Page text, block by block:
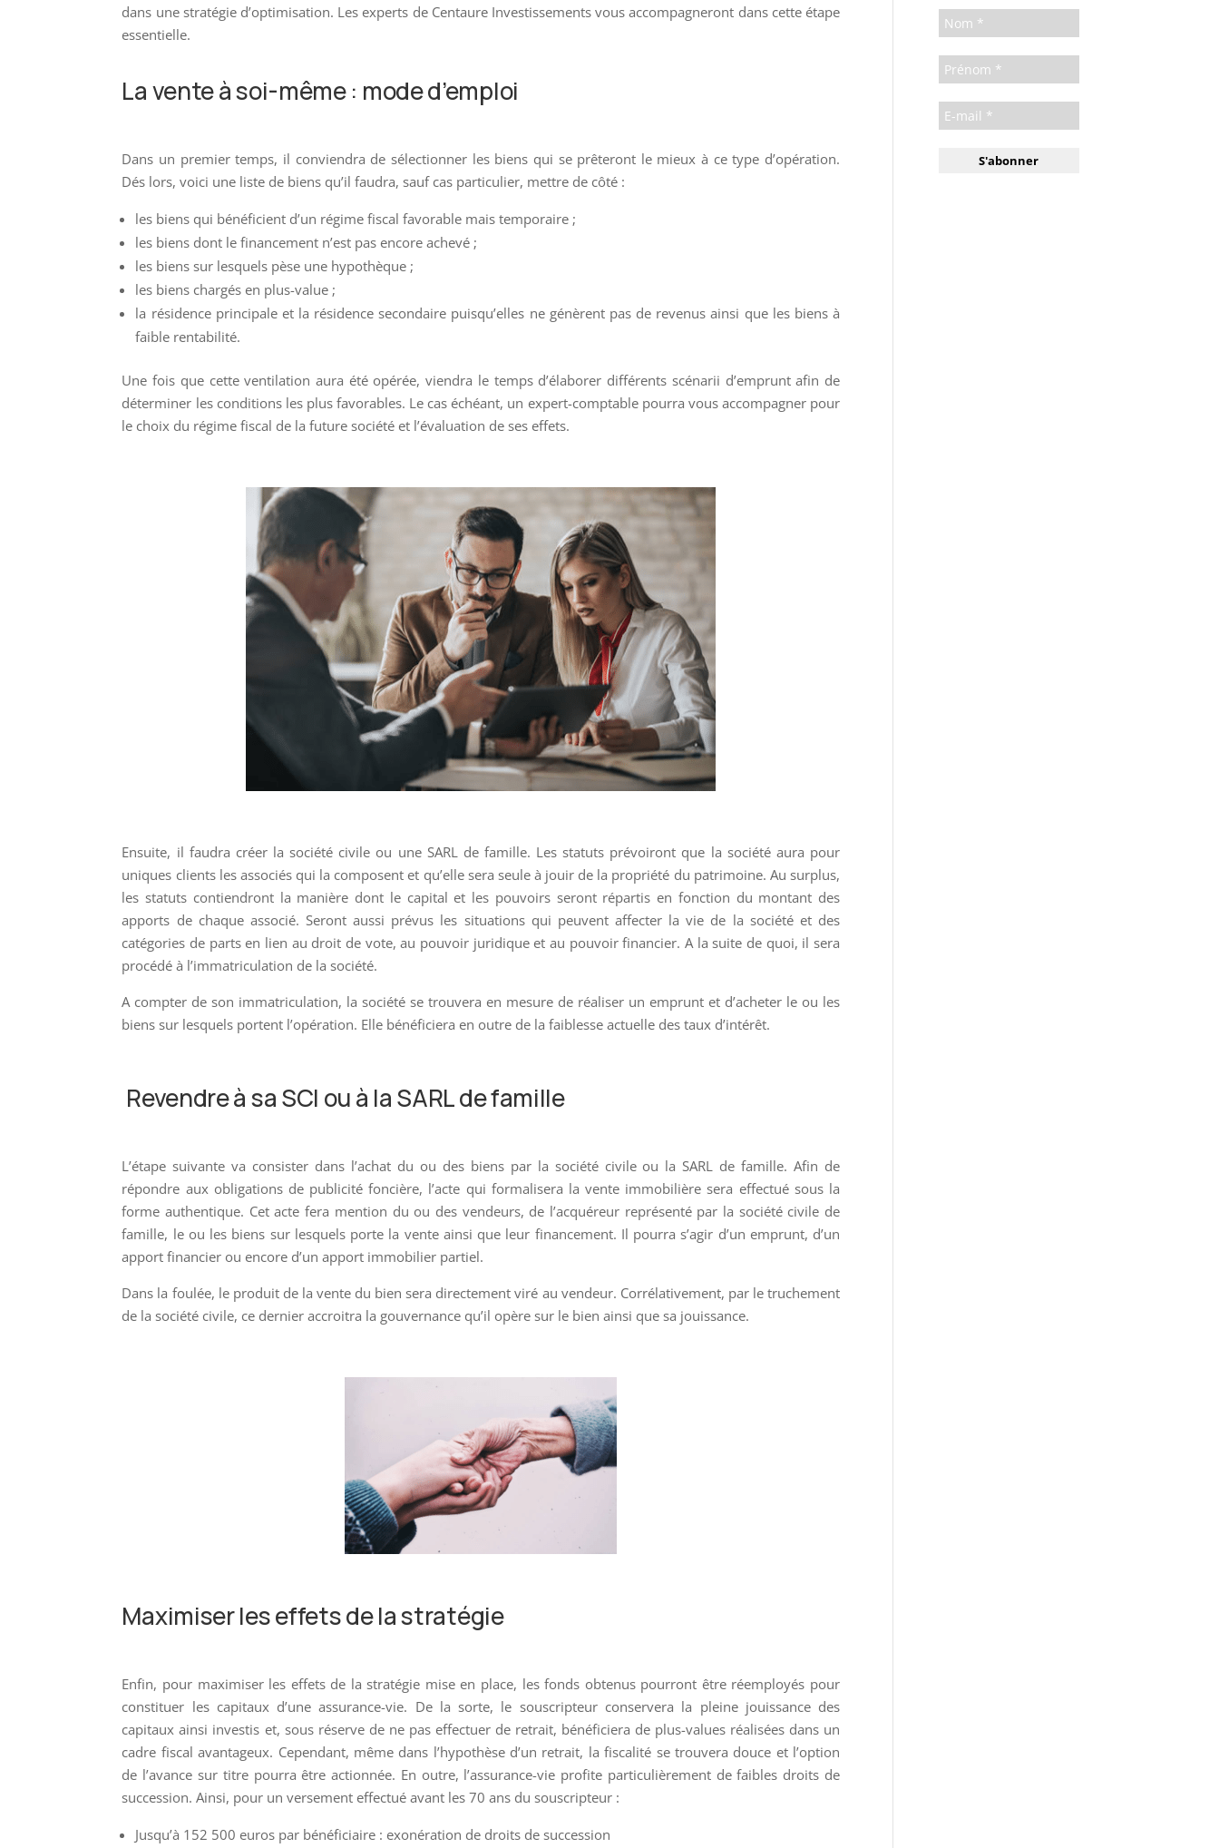
dans une stratégie d’optimisation. Les experts de Centaure Investissements vous accompagneront dans cette étape
essentielle.
La vente à soi-même : mode d’emploi
Dans un premier temps, il conviendra de sélectionner les biens qui se prêteront le mieux à ce type d’opération.
Dés lors, voici une liste de biens qu’il faudra, sauf cas particulier, mettre de côté :
les biens qui bénéficient d’un régime fiscal favorable mais temporaire ;
les biens dont le financement n’est pas encore achevé ;
les biens sur lesquels pèse une hypothèque ;
les biens chargés en plus-value ;
la résidence principale et la résidence secondaire puisqu’elles ne génèrent pas de revenus ainsi que les biens à
faible rentabilité.
Une fois que cette ventilation aura été opérée, viendra le temps d’élaborer différents scénarii d’emprunt afin de
déterminer les conditions les plus favorables. Le cas échéant, un expert-comptable pourra vous accompagner pour
le choix du régime fiscal de la future société et l’évaluation de ses effets.
Ensuite, il faudra créer la société civile ou une SARL de famille. Les statuts prévoiront que la société aura pour
uniques clients les associés qui la composent et qu’elle sera seule à jouir de la propriété du patrimoine. Au surplus,
les statuts contiendront la manière dont le capital et les pouvoirs seront répartis en fonction du montant des
apports de chaque associé. Seront aussi prévus les situations qui peuvent affecter la vie de la société et des
catégories de parts en lien au droit de vote, au pouvoir juridique et au pouvoir financier. A la suite de quoi, il sera
procédé à l’immatriculation de la société.
A compter de son immatriculation, la société se trouvera en mesure de réaliser un emprunt et d’acheter le ou les
biens sur lesquels portent l’opération. Elle bénéficiera en outre de la faiblesse actuelle des taux d’intérêt.
Revendre à sa SCI ou à la SARL de famille
L’étape suivante va consister dans l’achat du ou des biens par la société civile ou la SARL de famille. Afin de
répondre aux obligations de publicité foncière, l’acte qui formalisera la vente immobilière sera effectué sous la
forme authentique. Cet acte fera mention du ou des vendeurs, de l’acquéreur représenté par la société civile de
famille, le ou les biens sur lesquels porte la vente ainsi que leur financement. Il pourra s’agir d’un emprunt, d’un
apport financier ou encore d’un apport immobilier partiel.
Dans la foulée, le produit de la vente du bien sera directement viré au vendeur. Corrélativement, par le truchement
de la société civile, ce dernier accroitra la gouvernance qu’il opère sur le bien ainsi que sa jouissance.
Maximiser les effets de la stratégie
Enfin, pour maximiser les effets de la stratégie mise en place, les fonds obtenus pourront être réemployés pour
constituer les capitaux d’une assurance-vie. De la sorte, le souscripteur conservera la pleine jouissance des
capitaux ainsi investis et, sous réserve de ne pas effectuer de retrait, bénéficiera de plus-values réalisées dans un
cadre fiscal avantageux. Cependant, même dans l’hypothèse d’un retrait, la fiscalité se trouvera douce et l’option
de l’avance sur titre pourra être actionnée. En outre, l’assurance-vie profite particulièrement de faibles droits de
succession. Ainsi, pour un versement effectué avant les 70 ans du souscripteur :
Jusqu’à 152 500 euros par bénéficiaire : exonération de droits de succession